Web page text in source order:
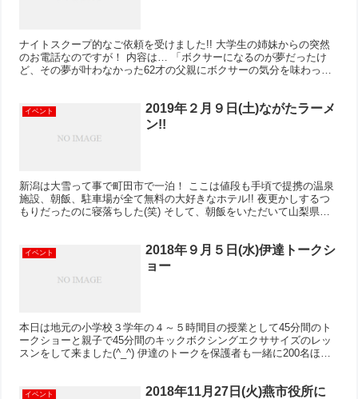
ナイトスクープ的なご依頼を受けました!! 大学生の姉妹からの突然
のお電話なのですが！ 内容は… 「ボクサーになるのが夢だったけ
ど、その夢が叶わなかった62才の父親にボクサーの気分を味わって
イベント
2019年２月９日(土)ながたラーメ
ン!!
新潟は大雪って事で町田市で一泊！ ここは値段も手頃で提携の温泉
施設、朝飯、駐車場が全て無料の大好きなホテル!! 夜更かしするつ
もりだったのに寝落ちした(笑) そして、朝飯をいただいて山梨県は
イベント
2018年９月５日(水)伊達トークシ
ョー
本日は地元の小学校３学年の４～５時間目の授業として45分間のト
ークショーと親子で45分間のキックボクシングエクササイズのレッ
スンをして来ました(^_^) 伊達のトークを保護者も一緒に200名ほど
イベント
2018年11月27日(火)燕市役所に